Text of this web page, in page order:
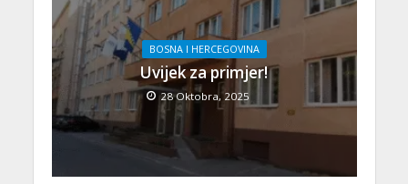
BOSNA I HERCEGOVINA
Uvijek za primjer!
28 Oktobra, 2025